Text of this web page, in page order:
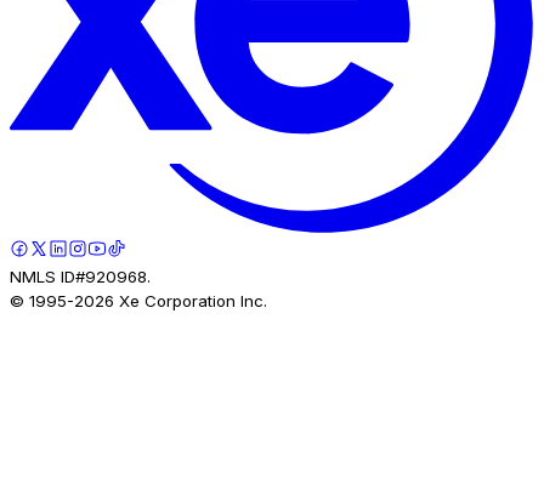
NMLS ID#920968.
© 1995-2026 Xe Corporation Inc.